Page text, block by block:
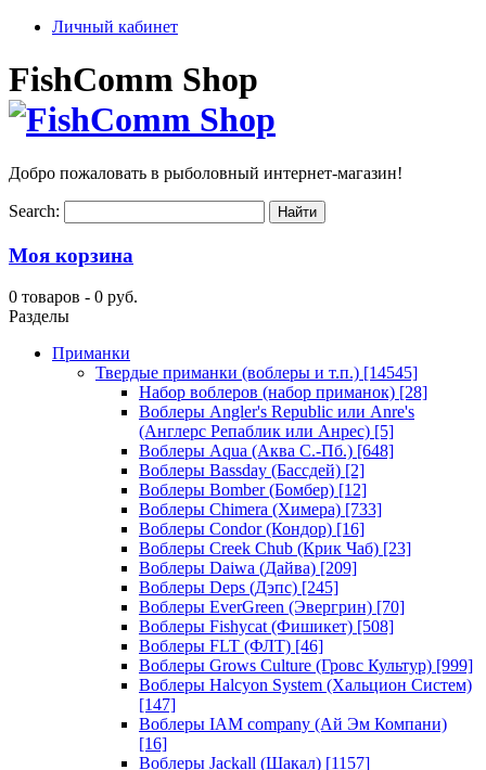
Личный кабинет
FishComm Shop
Добро пожаловать в рыболовный интернет-магазин!
Search:
Моя корзина
0 товаров - 0 руб.
Разделы
Приманки
Твердые приманки (воблеры и т.п.) [14545]
Набор воблеров (набор приманок) [28]
Воблеры Angler's Republic или Anre's
(Англерс Репаблик или Анрес) [5]
Воблеры Aqua (Аква С.-Пб.) [648]
Воблеры Bassday (Бассдей) [2]
Воблеры Bomber (Бомбер) [12]
Воблеры Chimera (Химера) [733]
Воблеры Condor (Кондор) [16]
Воблеры Creek Chub (Крик Чаб) [23]
Воблеры Daiwa (Дайва) [209]
Воблеры Deps (Дэпс) [245]
Воблеры EverGreen (Эвергрин) [70]
Воблеры Fishycat (Фишикет) [508]
Воблеры FLT (ФЛТ) [46]
Воблеры Grows Culture (Гровс Культур) [999]
Воблеры Halcyon System (Хальцион Систем)
[147]
Воблеры IAM company (Ай Эм Компани)
[16]
Воблеры Jackall (Шакал) [1157]